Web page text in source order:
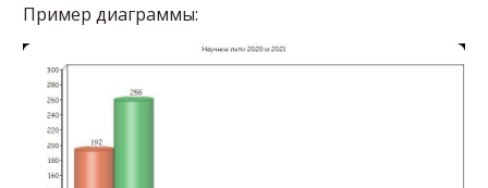
Пример диаграммы: